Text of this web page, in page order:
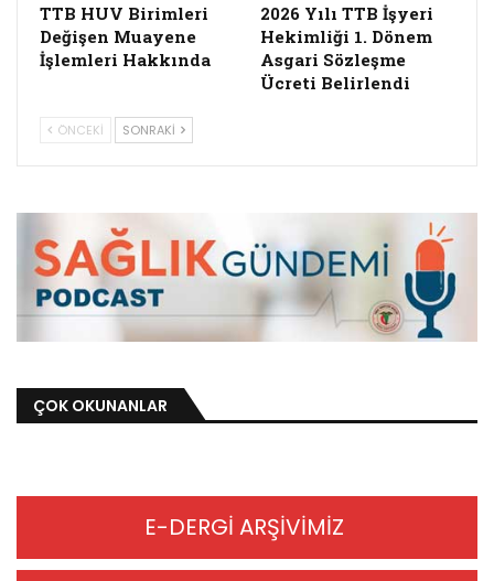
TTB HUV Birimleri
Değişen Muayene
İşlemleri Hakkında
2026 Yılı TTB İşyeri
Hekimliği 1. Dönem
Asgari Sözleşme
Ücreti Belirlendi
ÖNCEKI SONRAKI
ÇOK OKUNANLAR
E-DERGİ ARŞİVİMİZ